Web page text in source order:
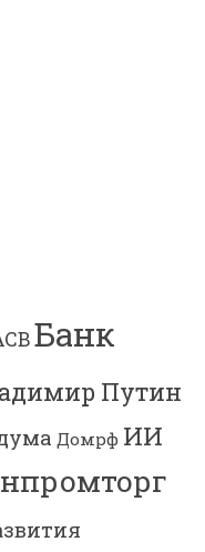
Банк
Путин
Домрф ИИ